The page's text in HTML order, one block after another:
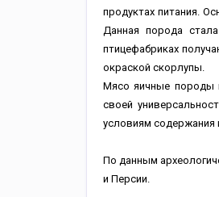
продуктах питания.
Данная порода
птицефабриках
окраской скорлупы.
Мясо яичные породы
своей
условиям содержания
По данным
и Персии.